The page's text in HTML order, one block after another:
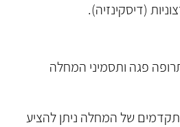
(דיסקינזיה).
פגה ותסמיני המחלה
של המחלה ניתן להציע